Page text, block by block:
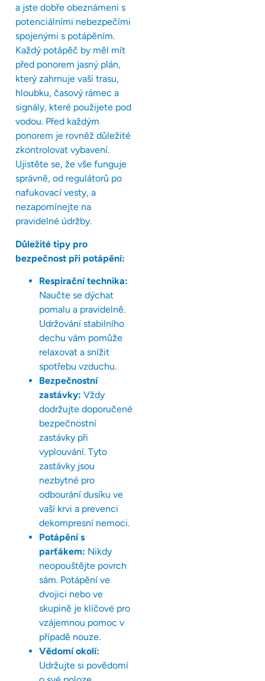
a jste dobře obeznámeni s
potenciálními nebezpečími
spojenými s potápěním.
Každý potápěč by měl mít
před ponorem jasný plán,
který zahrnuje vaši trasu,
hloubku, časový rámec a
signály, které použijete pod
vodou. Před každým
ponorem je rovněž důležité
zkontrolovat vybavení.
Ujistěte se, že vše funguje
správně, od regulátorů po
nafukovací vesty, a
nezapomínejte na
pravidelné údržby.
Důležité tipy pro
bezpečnost při potápění:
Respirační technika:
Naučte se dýchat
pomalu a pravidelně.
Udržování stabilního
dechu vám pomůže
relaxovat a snížit
spotřebu vzduchu.
Bezpečnostní
zastávky: Vždy
dodržujte doporučené
bezpečnostní
zastávky při
vyplouvání. Tyto
zastávky jsou
nezbytné pro
odbourání dusíku ve
vaší krvi a prevenci
dekompresní nemoci.
Potápění s
parťákem: Nikdy
neopouštějte povrch
sám. Potápění ve
dvojici nebo ve
skupině je klíčové pro
vzájemnou pomoc v
případě nouze.
Vědomí okolí:
Udržujte si povědomí